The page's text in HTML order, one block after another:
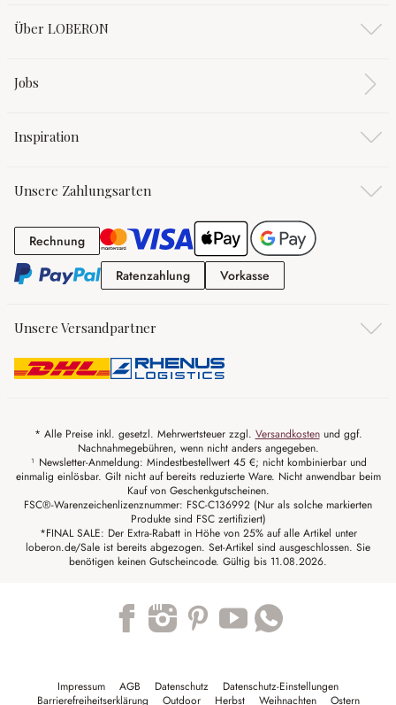
Über LOBERON
Jobs
Inspiration
Unsere Zahlungsarten
RechnungRechnung
RatenzahlungRatenzahlung
Vorkasse
Unsere Versandpartner
* Alle Preise inkl. gesetzl. Mehrwertsteuer zzgl. Versandkostenund ggf.
Nachnahmegebühren, wenn nicht anders angegeben.
¹ Newsletter-Anmeldung: Mindestbestellwert 45 €; nicht kombinierbar und
einmalig einlösbar. Gilt nicht auf bereits reduzierte Ware. Nicht anwendbar beim
Kauf von Geschenkgutscheinen.
FSC®-Warenzeichenlizenznummer: FSC-C136992 (Nur als solche markierten
Produkte sind FSC zertifiziert)
*FINAL SALE: Der Extra-Rabatt in Höhe von 25% auf alle Artikel unter
loberon.de/Sale ist bereits abgezogen. Set-Artikel sind ausgeschlossen. Sie
benötigen keinen Gutscheincode. Gültig bis 11.08.2026.
Impressum AGB Datenschutz
Datenschutz-Einstellungen
Barrierefreiheitserklärung
Outdoor Herbst Weihnachten Ostern